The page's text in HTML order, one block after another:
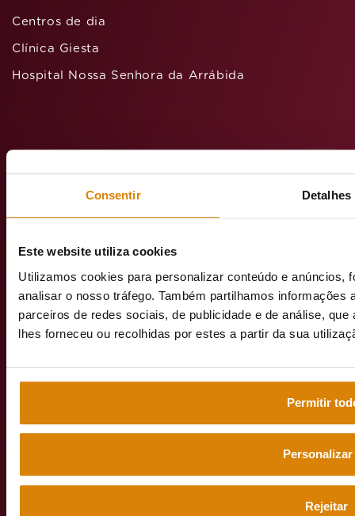
Consentir Detalhes
Este website utiliza cookies
Utilizamos cookies para personalizar conteúdo e anúncios,
analisar o nosso tráfego. Também partilhamos
parceiros de redes sociais, de publicidade e de análise,
lhes forneceu ou recolhidas por estes a partir da sua
Permitir
Personalizar
Rejeitar
Centros de dia
Clínica Giesta
Hospital Nossa Senhora da Arrábida
1990-091